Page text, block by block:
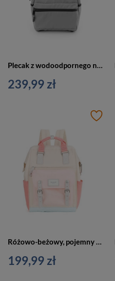
Plecak z wodoodpornego nylonu w jasnoszarym kolorze - Himawari
239,99 zł
199,99 zł